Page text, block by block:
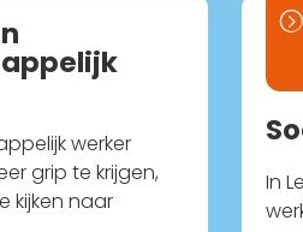
werker
grip te krijgen,
kijken naar
=
In